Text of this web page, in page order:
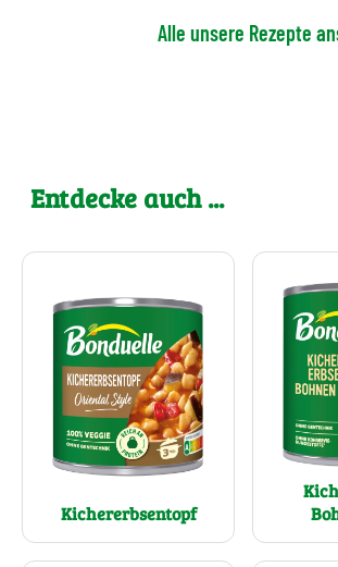
Alle unsere Rezepte
Entdecke auch ...
Kichererbsentopf